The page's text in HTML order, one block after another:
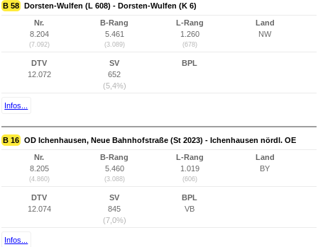
B 58 Dorsten-Wulfen (L 608) - Dorsten-Wulfen (K 6)
Nr.
8.204
(7.092)
B-Rang
5.461
(3.089)
L-Rang
1.260
(678)
Land
NW
DTV
12.072
SV
652
(5,4%)
BPL
Infos...
B 16 OD Ichenhausen, Neue Bahnhofstraße (St 2023) - Ichenhausen nördl. OE
Nr.
8.205
(4.860)
B-Rang
5.460
(3.088)
L-Rang
1.019
(606)
Land
BY
DTV
12.074
SV
845
(7,0%)
BPL
VB
Infos...